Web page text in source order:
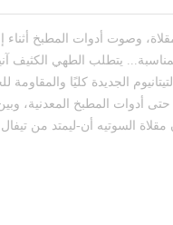
وصوت أدوات المطبخ
يتطلب الطهي الكثيف
الجديدة كليًا والمقاومة
حتى أدوات المطبخ المعدنية،
السوتيه أن-ليمتد من